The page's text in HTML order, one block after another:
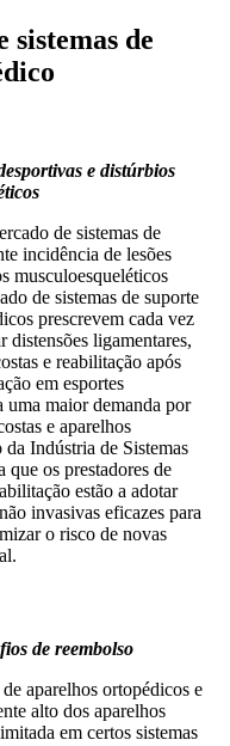
sistemas de
e distúrbios
de sistemas de
incidência de lesões
musculoesqueléticos
de sistemas de suporte
prescrevem cada vez
distensões ligamentares,
e reabilitação após
em esportes
uma maior demanda por
e aparelhos
Indústria de Sistemas
que os prestadores de
estão a adotar
invasivas eficazes para
o risco de novas
de reembolso
aparelhos ortopédicos e
alto dos aparelhos
em certos sistemas